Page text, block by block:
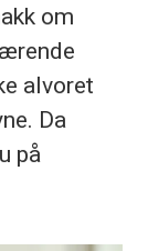
om
alvoret
Da
på